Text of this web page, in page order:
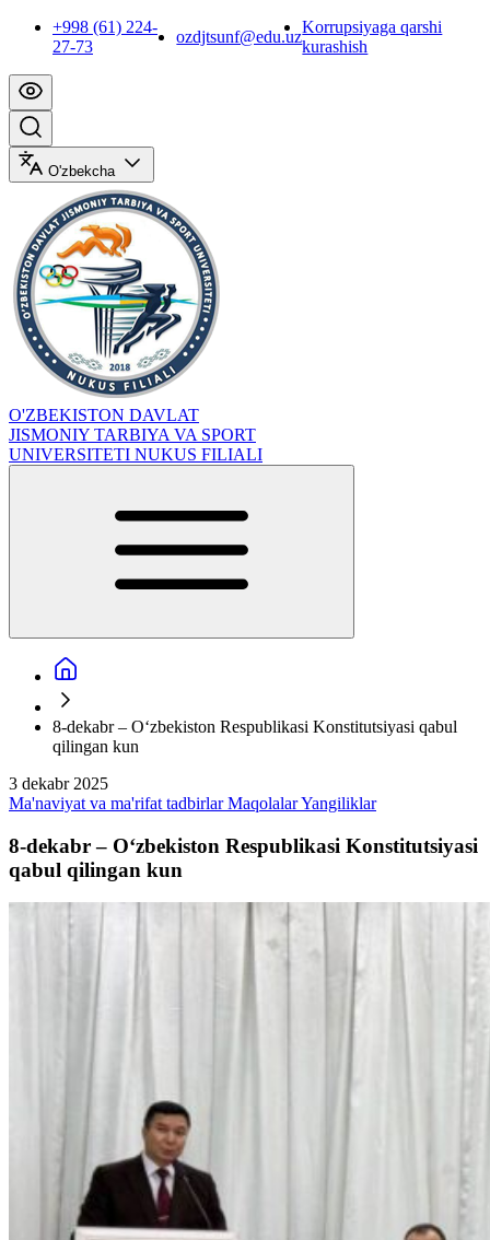
+998 (61) 224-
27-73
ozdjtsunf@edu.uz
Korrupsiyaga qarshi
kurashish
O'zbekcha
O'ZBEKISTON DAVLAT
JISMONIY TARBIYA VA SPORT
UNIVERSITETI NUKUS FILIALI
8-dekabr – O‘zbekiston Respublikasi Konstitutsiyasi qabul
qilingan kun
3 dekabr 2025
Ma'naviyat va ma'rifat tadbirlarMaqolalarYangiliklar
8-dekabr – O‘zbekiston Respublikasi Konstitutsiyasi
qabul qilingan kun